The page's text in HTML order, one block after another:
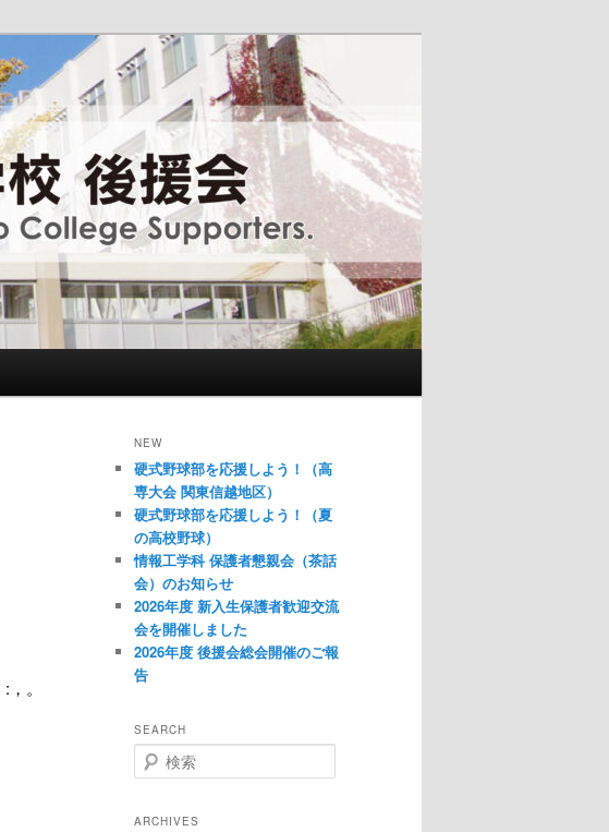
: ，。
NEW
硬式野球部を応援しよう！（高
専大会 関東信越地区）
硬式野球部を応援しよう！（夏
の高校野球）
情報工学科 保護者懇親会（茶話
会）のお知らせ
2026年度 新入生保護者歓迎交流
会を開催しました
2026年度 後援会総会開催のご報
告
SEARCH
検
索
ARCHIVES